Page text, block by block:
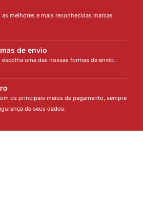
melhores e mais reconhecidas marcas
de envio
escolha uma das nossas formas de envio.
os principais meios de pagamento, sempre
de seus dados.